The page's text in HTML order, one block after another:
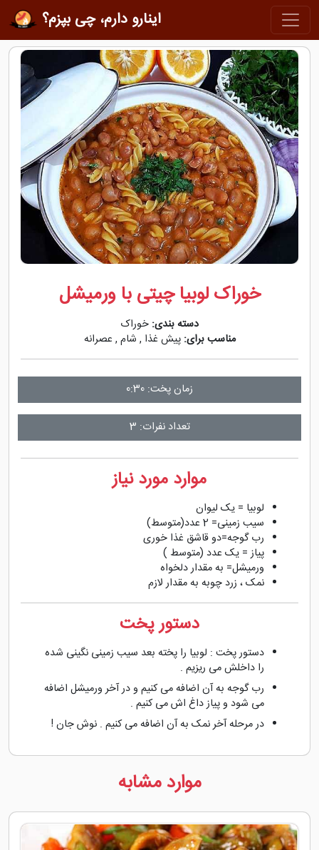
اینارو دارم، چی بپزم؟
خوراک لوبیا چیتی با ورمیشل
دسته بندی: خوراک
مناسب برای:پیش غذا , شام , عصرانه
زمان پخت: 0:30
تعداد نفرات: 3
موارد مورد نیاز
لوبیا = یک لیوان
سیب زمینی= 2 عدد(متوسط)
رب گوجه=دو قاشق غذا خوری
پیاز = یک عدد (متوسط )
ورمیشل= به مقدار دلخواه
نمک ، زرد چوبه به مقدار لازم
دستور پخت
دستور پخت : لوبیا را پخته بعد سیب زمینی نگینی شده
را داخلش می ریزیم .
رب گوجه به آن اضافه می کنیم و در آخر ورمیشل اضافه
می شود و پیاز داغ اش می کنیم .
در مرحله آخر نمک به آن اضافه می کنیم . نوش جان !
موارد مشابه